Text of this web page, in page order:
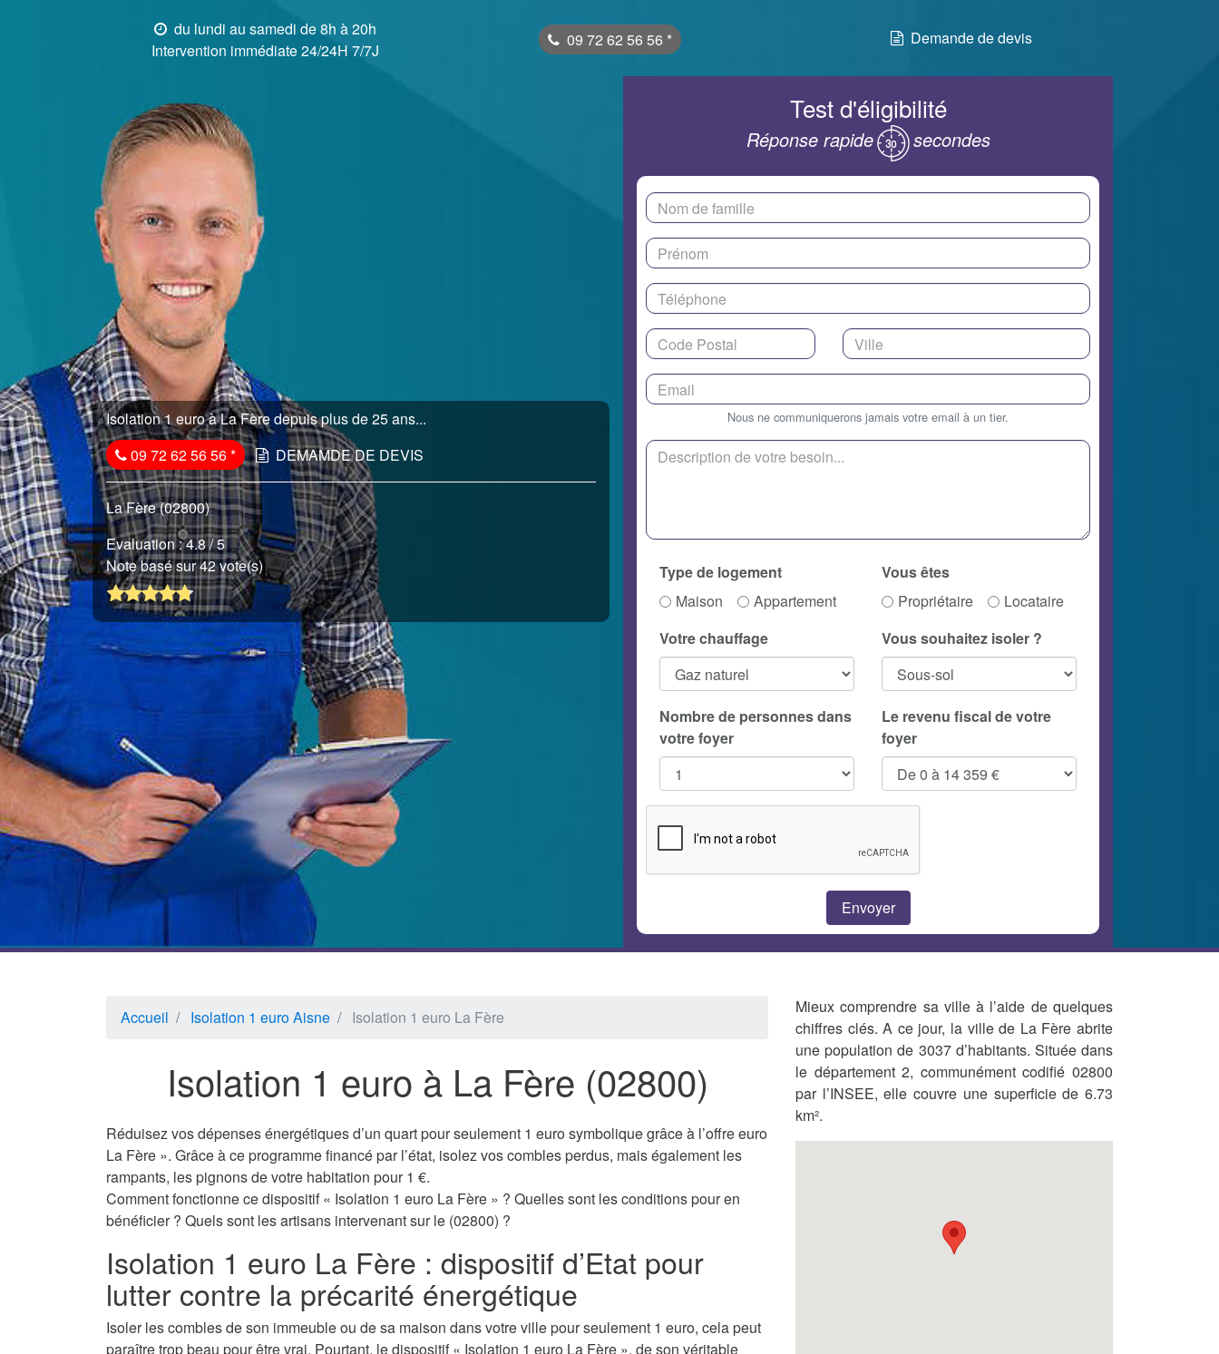
du lundi au samedi de 8h à 20h
Intervention immédiate 24/24H 7/7J
09 72 62 56 56 * Demande de devis
Isolation 1 euro à La Fère depuis plus de 25 ans...
09 72 62 56 56* DEMAMDE DE DEVIS
La Fère (02800)
Evaluation :4.8/ 5
Note basé sur 42 vote(s)
Test d'éligibilité
Réponse rapide secondes
Nous ne communiquerons jamais votre email à un tier.
Type de logement
Maison
Appartement
Vous êtes
Propriétaire
Locataire
Votre chauffage
Vous souhaitez isoler ?
Nombre de personnes dans
votre foyer
Le revenu fiscal de votre
foyer
Accueil Isolation 1 euro Aisne Isolation 1 euro La Fère
Isolation 1 euro à La Fère (02800)
Réduisez vos dépenses énergétiques d’un quart pour seulement 1 euro symbolique grâce à l’offre euro
La Fère ». Grâce à ce programme financé par l’état, isolez vos combles perdus, mais également les
rampants, les pignons de votre habitation pour 1 €.
Comment fonctionne ce dispositif « Isolation 1 euro La Fère » ? Quelles sont les conditions pour en
bénéficier ? Quels sont les artisans intervenant sur le (02800) ?
Isolation 1 euro La Fère : dispositif d’Etat pour
lutter contre la précarité énergétique
Isoler les combles de son immeuble ou de sa maison dans votre ville pour seulement 1 euro, cela peut
paraître trop beau pour être vrai. Pourtant, le dispositif « Isolation 1 euro La Fère », de son véritable
Mieux comprendre sa ville à l’aide de quelques
chiffres clés. A ce jour, la ville de La Fère abrite
une population de 3037 d’habitants. Située dans
le département 2, communément codifié 02800
par l’INSEE, elle couvre une superficie de 6.73
km².